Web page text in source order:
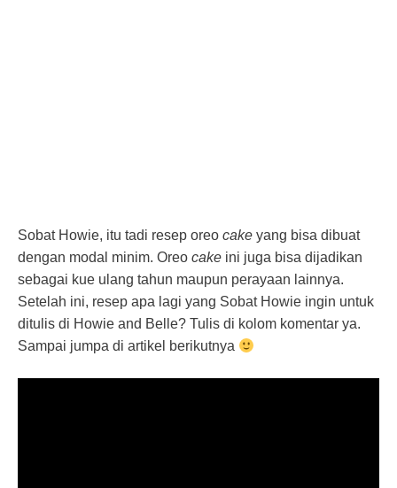
Sobat Howie, itu tadi resep oreo cake yang bisa dibuat
dengan modal minim. Oreo cake ini juga bisa dijadikan
sebagai kue ulang tahun maupun perayaan lainnya.
Setelah ini, resep apa lagi yang Sobat Howie ingin untuk
ditulis di Howie and Belle? Tulis di kolom komentar ya.
Sampai jumpa di artikel berikutnya